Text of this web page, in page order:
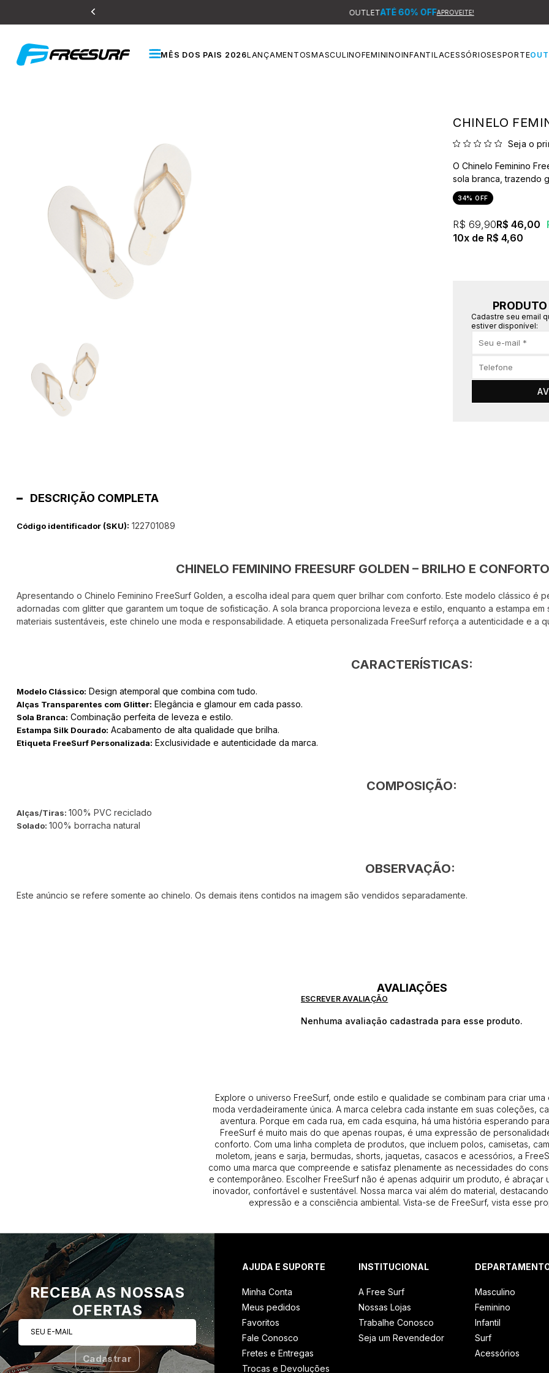
OUTLETATÉ 60% OFFAPROVEITE!
MÊS DOS PAIS 2026LANÇAMENTOSMASCULINOFEMININOINFANTIL ACESSÓRIOSESPORTE
CHINELO
Seja o
O Chinelo Feminino
sola branca, trazendo
34% OFF
R$ 69,90R$ 46,00
10x
R$ 4,60
Cadastre seu email
estiver disponível:
DESCRIÇÃO COMPLETA
Código identificador (SKU): 122701089
CHINELO FEMININO FREESURF GOLDEN – BRILHO E
Apresentando o Chinelo Feminino FreeSurf Golden, a escolha ideal para quem quer brilhar com conforto. Este modelo clássico é
adornadas com glitter que garantem um toque de sofisticação. A sola branca proporciona leveza e estilo, enquanto a estampa
materiais sustentáveis, este chinelo une moda e responsabilidade. A etiqueta personalizada FreeSurf reforça a autenticidade e a
CARACTERÍSTICAS:
Modelo Clássico: Design atemporal que combina com tudo.
Alças Transparentes com Glitter: Elegância e glamour em cada passo.
Sola Branca: Combinação perfeita de leveza e estilo.
Estampa Silk Dourado: Acabamento de alta qualidade que brilha.
Etiqueta FreeSurf Personalizada: Exclusividade e autenticidade da marca.
COMPOSIÇÃO:
Alças/Tiras: 100% PVC reciclado
Solado: 100% borracha natural
OBSERVAÇÃO:
Este anúncio se refere somente ao chinelo. Os demais itens contidos na imagem são vendidos separadamente.
AVALIAÇÕES
ESCREVER AVALIAÇÃO
Nenhuma avaliação cadastrada para esse produto.
Explore o universo FreeSurf, onde estilo e qualidade se combinam para criar
moda verdadeiramente única. A marca celebra cada instante em suas coleções,
aventura. Porque em cada rua, em cada esquina, há uma história esperando
FreeSurf é muito mais do que apenas roupas, é uma expressão de
conforto. Com uma linha completa de produtos, que incluem polos, camisetas,
moletom, jeans e sarja, bermudas, shorts, jaquetas, casacos e acessórios, a
como uma marca que compreende e satisfaz plenamente as necessidades do
e contemporâneo. Escolher FreeSurf não é apenas adquirir um produto, é abraçar
inovador, confortável e sustentável. Nossa marca vai além do material,
expressão e a consciência ambiental. Vista-se de FreeSurf, vista esse
RECEBA AS NOSSAS
OFERTAS
SEU E-MAIL
Cadastrar
AJUDA E SUPORTE
Minha Conta
Meus pedidos
Favoritos
Fale Conosco
Fretes e Entregas
Trocas e Devoluções
INSTITUCIONAL
A Free Surf
Nossas Lojas
Trabalhe Conosco
Seja um Revendedor
Masculino
Feminino
Infantil
Surf
Acessórios